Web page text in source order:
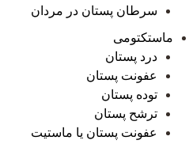
سرطان پستان در مردان
ماستکتومی
درد پستان
عفونت پستان
توده پستان
ترشح پستان
عفونت پستان یا ماستیت